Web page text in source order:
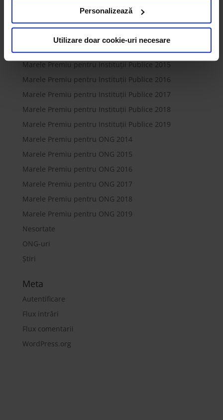
vizitați (cookie-uri terțe). Găsiți în ferestrele Detalii și
posibilitatea de a vă exprima consimțământul cu privire la
Personalizează
Utilizare doar cookie-uri necesare
Marele Premiu pentru Instituții Publice 2014
Marele Premiu pentru Instituții Publice 2015
Marele Premiu pentru Instituții Publice 2016
Marele Premiu pentru Instituții Publice 2017
Marele Premiu pentru Instituții Publice 2018
Marele Premiu pentru Instituții Publice 2019
Marele Premiu pentru ONG 2014
Marele Premiu pentru ONG 2015
Marele Premiu pentru ONG 2016
Marele Premiu pentru ONG 2017
Marele Premiu pentru ONG 2018
Marele Premiu pentru ONG 2019
Nesortate
ONG-uri
Știri
Meta
Autentificare
Flux intrări
Flux comentarii
WordPress.org